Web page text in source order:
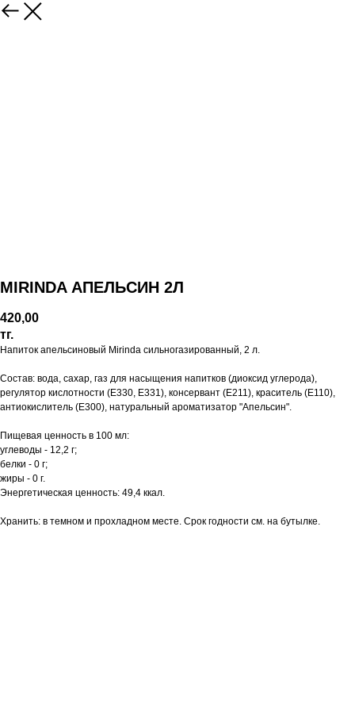
MIRINDA АПЕЛЬСИН 2Л
420,00
тг.
Напиток апельсиновый Mirinda сильногазированный, 2 л.
Состав: вода, сахар, газ для насыщения напитков (диоксид углерода),
регулятор кислотности (Е330, Е331), консервант (Е211), краситель (Е110),
антиокислитель (Е300), натуральный ароматизатор "Апельсин".
Пищевая ценность в 100 мл:
углеводы - 12,2 г;
белки - 0 г;
жиры - 0 г.
Энергетическая ценность: 49,4 ккал.
Хранить: в темном и прохладном месте. Срок годности см. на бутылке.